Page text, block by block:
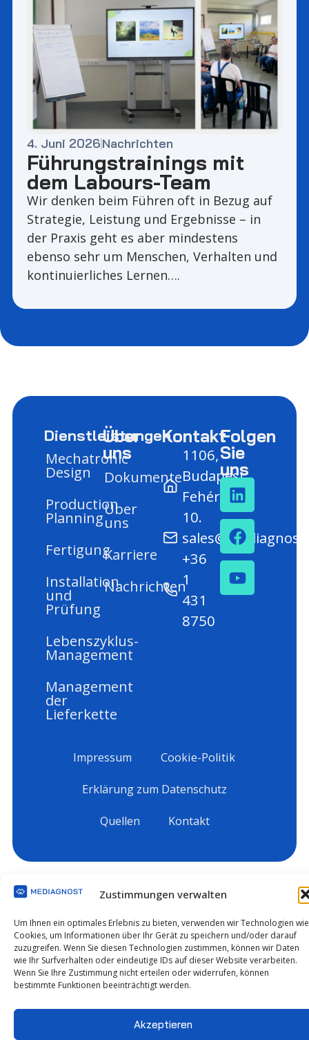
Zustimmungen verwalten
Um Ihnen ein optimales Erlebnis zu bieten, verwenden wir Technologien wie
Cookies, um Informationen über Ihr Gerät zu speichern und/oder darauf
zuzugreifen. Wenn Sie diesen Technologien zustimmen, können wir Daten
wie Ihr Surfverhalten oder eindeutige IDs auf dieser Website verarbeiten.
Wenn Sie Ihre Zustimmung nicht erteilen oder widerrufen, können
bestimmte Funktionen beeinträchtigt werden.
Akzeptieren
4. Juni 2026Nachrichten
Führungstrainings mit
dem Labours-Team
Wir denken beim Führen oft in Bezug auf
Strategie, Leistung und Ergebnisse – in
der Praxis geht es aber mindestens
ebenso sehr um Menschen, Verhalten und
kontinuierliches Lernen….
Dienstleistungen
Mechatronic
Design
Production
Planning
Fertigung
Installation
und
Prüfung
Lebenszyklus-
Management
Management
der
Lieferkette
Über
uns
Dokumente
Über
uns
Karriere
Nachrichten
Kontakt
1106,
Budapest,
Fehér út
10.
+36
1
431
8750
Folgen
Sie
uns
Impressum Cookie-Politik
Erklärung zum Datenschutz
Quellen Kontakt